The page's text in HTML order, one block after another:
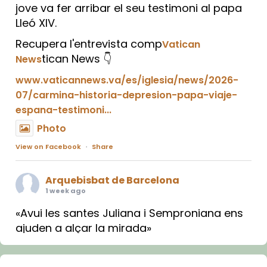
jove va fer arribar el seu testimoni al papa
Lleó XIV.
Recupera l'entrevista compVatican
Newstican News 👇
www.vaticannews.va/es/iglesia/news/2026-
07/carmina-historia-depresion-papa-viaje-
espana-testimoni...
Photo
View on Facebook · Share
Arquebisbat de Barcelona
1 week ago
«Avui les santes Juliana i Semproniana ens
ajuden a alçar la mirada»
Mons. Sergi Gordo, bisbe de Tortosa, ha